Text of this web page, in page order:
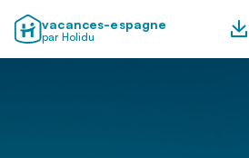
vacances-espagne
par Holidu